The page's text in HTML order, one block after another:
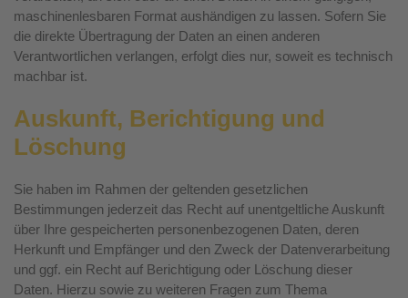
maschinenlesbaren Format aushändigen zu lassen. Sofern Sie
die direkte Übertragung der Daten an einen anderen
Verantwortlichen verlangen, erfolgt dies nur, soweit es technisch
machbar ist.
Auskunft, Berichtigung und
Löschung
Sie haben im Rahmen der geltenden gesetzlichen
Bestimmungen jederzeit das Recht auf unentgeltliche Auskunft
über Ihre gespeicherten personenbezogenen Daten, deren
Herkunft und Empfänger und den Zweck der Datenverarbeitung
und ggf. ein Recht auf Berichtigung oder Löschung dieser
Daten. Hierzu sowie zu weiteren Fragen zum Thema